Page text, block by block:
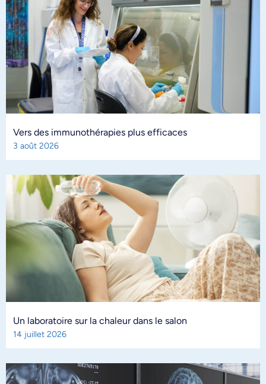
Vers des immunothérapies plus efficaces
3 août 2026
Un laboratoire sur la chaleur dans le salon
14 juillet 2026